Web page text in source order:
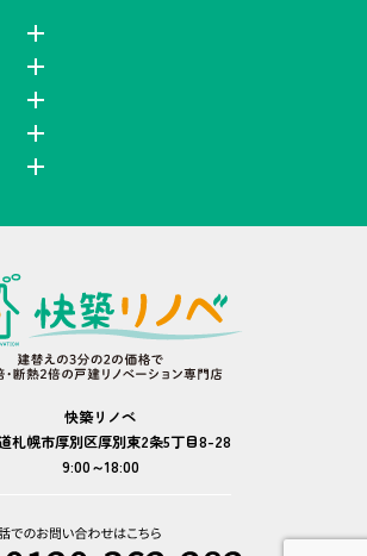
快築リノベ
札幌市厚別区厚別東2条5丁目8-28
9:00～18:00